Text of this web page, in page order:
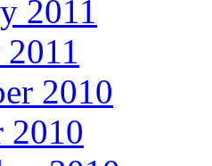
2011
2010
2010